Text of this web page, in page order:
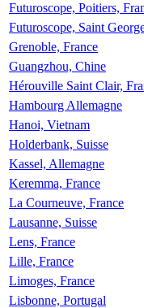
Futuroscope, Poitiers,
Futuroscope, Saint
Grenoble, France
Guangzhou, Chine
Hérouville Saint Clair,
Hambourg Allemagne
Hanoi, Vietnam
Holderbank, Suisse
Kassel, Allemagne
Keremma, France
La Courneuve, France
Lausanne, Suisse
Lens, France
Lille, France
Limoges, France
Lisbonne, Portugal